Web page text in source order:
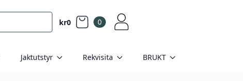
kr0 0
Jaktutstyr Rekvisita BRUKT